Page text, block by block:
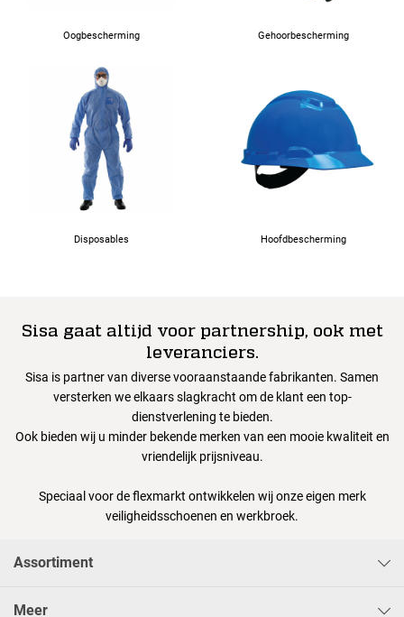
Oogbescherming Gehoorbescherming
Disposables Hoofdbescherming
Sisa gaat altijd voor partnership, ook met
leveranciers.
Sisa is partner van diverse vooraanstaande fabrikanten. Samen
versterken we elkaars slagkracht om de klant een top-
dienstverlening te bieden.
Ook bieden wij u minder bekende merken van een mooie kwaliteit en
vriendelijk prijsniveau.
Speciaal voor de flexmarkt ontwikkelen wij onze eigen merk
veiligheidsschoenen en werkbroek.
Assortiment
Meer